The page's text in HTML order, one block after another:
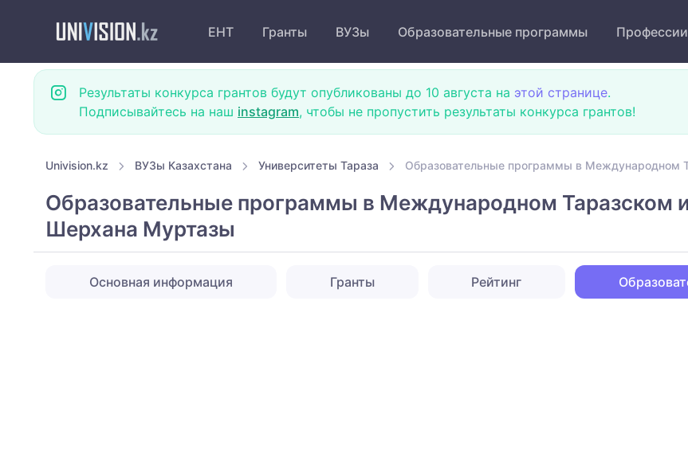
ЕНТ Гранты ВУЗы Образовательные программы Профессии
Результаты конкурса грантов будут опубликованы до 10 августа на этой странице.
Подписывайтесь на наш instagram, чтобы не пропустить результаты конкурса грантов!
Univision.kz ВУЗы Казахстана Университеты Тараза Образовательные программы в Международном
Образовательные программы в Международном Таразском
Шерхана Муртазы
Основная информация Гранты Рейтинг